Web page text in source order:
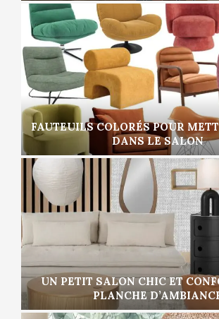
FAUTEUILS COLORÉS POUR
DANS LE SALON
UN PETIT SALON CHIC ET
PLANCHE